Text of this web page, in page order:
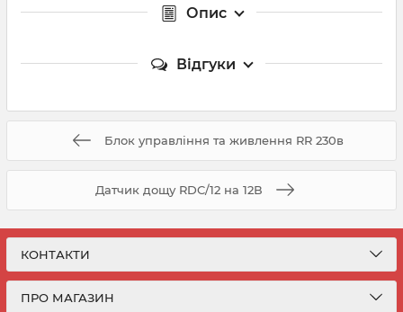
Опис
Відгуки
Блок управління та живлення RR 230в
Датчик дощу RDC/12 на 12В
КОНТАКТИ
ПРО МАГАЗИН